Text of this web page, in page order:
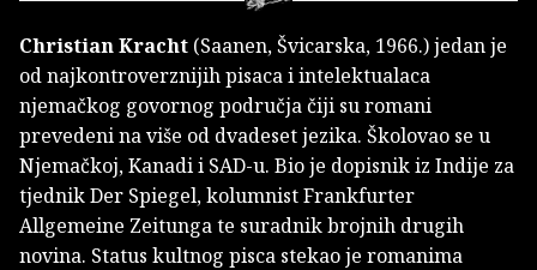
Christian Kracht (Saanen, Švicarska, 1966.) jedan je
od najkontroverznijih pisaca i intelektualaca
njemačkog govornog područja čiji su romani
prevedeni na više od dvadeset jezika. Školovao se u
Njemačkoj, Kanadi i SAD-u. Bio je dopisnik iz Indije za
tjednik Der Spiegel, kolumnist Frankfurter
Allgemeine Zeitunga te suradnik brojnih drugih
novina. Status kultnog pisca stekao je romanima